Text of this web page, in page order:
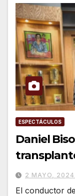
ESPECTÁCULOS
Daniel
2 MAYO, 2024
El conductor